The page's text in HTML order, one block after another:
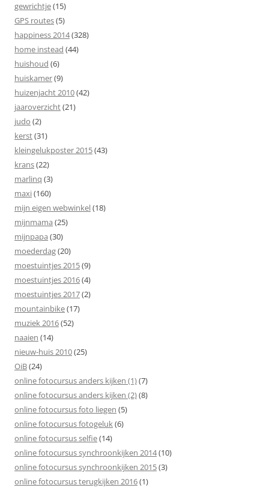
gewrichtje(15)
GPS routes(5)
happiness 2014(328)
home instead (44)
huishoud (6)
huiskamer(9)
huizenjacht 2010(42)
jaaroverzicht(21)
judo (2)
kerst(31)
kleingelukposter 2015(43)
krans(22)
marlinq (3)
maxi(160)
mijn eigen webwinkel(18)
mijnmama (25)
mijnpapa (30)
moederdag(20)
moestuintjes 2015(9)
moestuintjes 2016(4)
moestuintjes 2017(2)
mountainbike(17)
muziek 2016(52)
naaien (14)
nieuw-huis 2010(25)
OiB(24)
online fotocursus anders kijken (1)(7)
online fotocursus anders kijken (2)(8)
online fotocursus foto liegen (5)
online fotocursus fotogeluk(6)
online fotocursus selfie(14)
online fotocursus synchroonkijken 2014(10)
online fotocursus synchroonkijken 2015(3)
online fotocursus terugkijken 2016(1)